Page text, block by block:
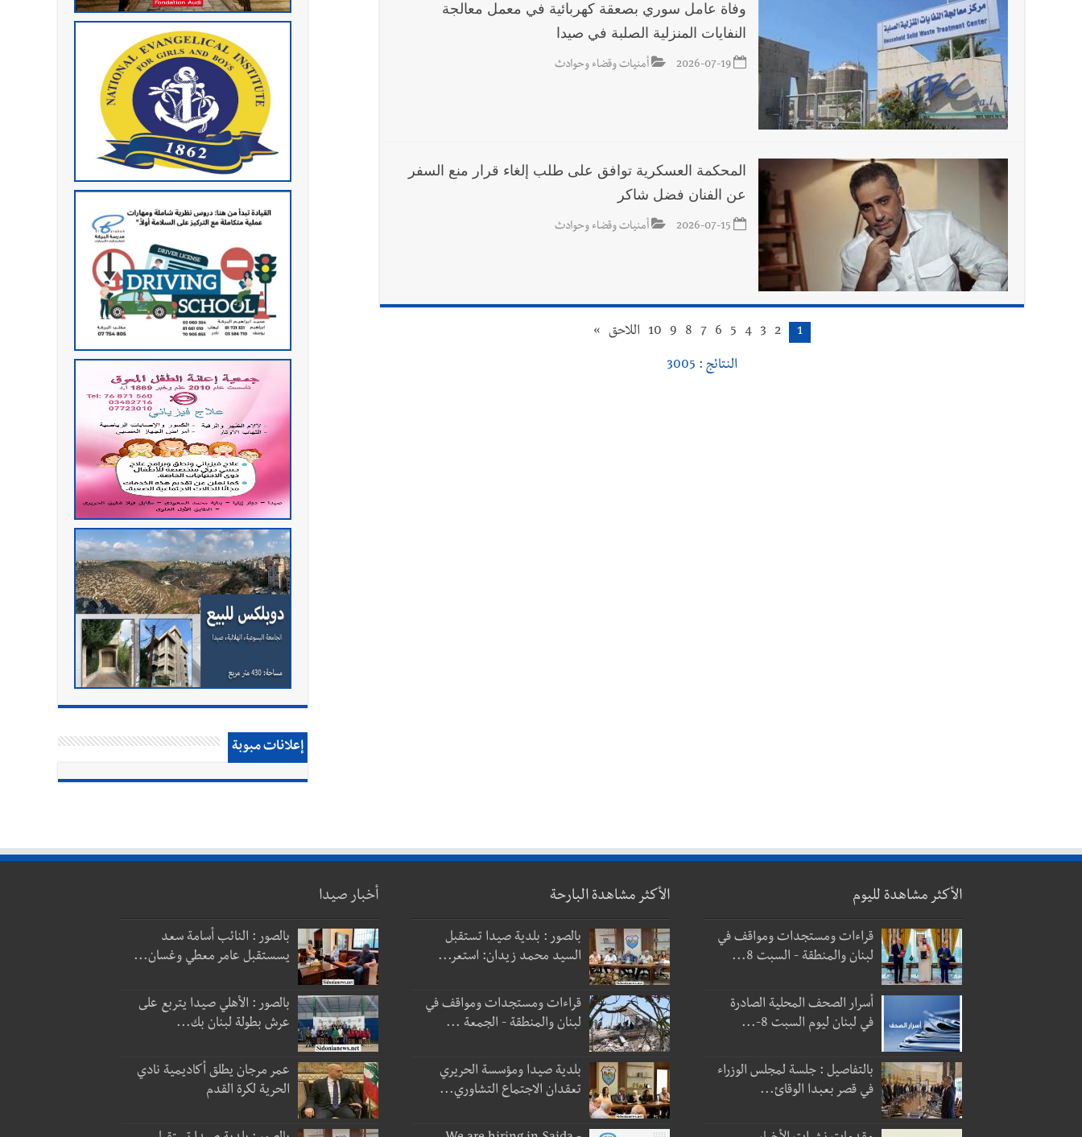
وفاة عامل سوري بصعقة كهربائية في معمل معالجة
النفايات المنزلية الصلبة في صيدا
2026-07-19 أمنيات وقضاء وحوادث
المحكمة العسكرية توافق على طلب إلغاء قرار منع السفر
عن الفنان فضل شاكر
2026-07-15 أمنيات وقضاء وحوادث
1
2
3
4
5
6
7
8
9
10 اللاحق »
النتائج : 3005
إعلانات مبوبة
الأكثر مشاهدة لليوم
قراءات ومستجدات ومواقف في
لبنان والمنطقة - السبت 8...
أسرار الصحف المحلية الصادرة
في لبنان ليوم السبت 8-...
بالتفاصيل : جلسة لمجلس الوزراء
في قصر بعبدا الوقائ...
الأكثر مشاهدة البارحة
بالصور : بلدية صيدا تستقبل
السيد محمد زيدان: استعر...
قراءات ومستجدات ومواقف في
لبنان والمنطقة - الجمعة ...
بلدية صيدا ومؤسسة الحريري
تعقدان الاجتماع التشاوري...
أخبار صيدا
بالصور : النائب أسامة سعد
يسستقبل عامر معطي وغسان...
بالصور : الأهلي صيدا يتربع على
عرش بطولة لبنان بك...
عمر مرجان يطلق أكاديمية نادي
الحرية لكرة القدم